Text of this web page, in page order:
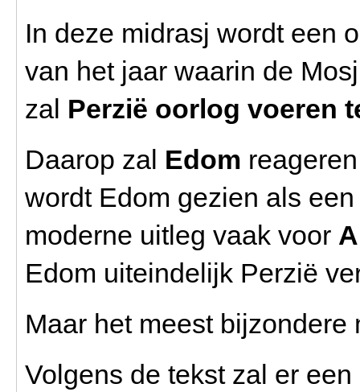
In deze midrasj wordt een
van het jaar waarin de
zal Perzië oorlog voeren
Daarop zal Edom
wordt Edom gezien als
moderne uitleg vaak voor
Edom uiteindelijk Perzië
Maar het meest bijzondere
Volgens de tekst zal er een